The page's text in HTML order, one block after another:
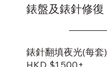
錶盤及錶針修復
錶針翻填夜光(每套)
HKD $1,500+